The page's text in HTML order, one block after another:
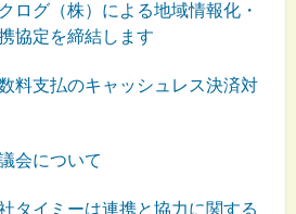
ログ（株）による地域情報化・
協定を締結します
料支払のキャッシュレス決済対
会について
タイミーは連携と協力に関する